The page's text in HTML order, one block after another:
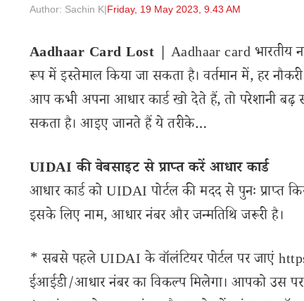
Author: Sachin K|Friday, 19 May 2023, 9.43 AM
Aadhaar Card Lost | Aadhaar card भारतीय
रूप में इस्तेमाल किया जा सकता है। वर्तमान में, हर
आप कभी अपना आधार कार्ड खो देते हैं, तो परेशानी बढ़
सकता है। आइए जानते हैं ये तरीके…
UIDAI की वेबसाइट से प्राप्त करें आधार कार्ड
आधार कार्ड को UIDAI पोर्टल की मदद से पुनः
इसके लिए नाम, आधार नंबर और जन्मतिथि जरूरी है।
* सबसे पहले UIDAI के वॉलंटियर पोर्टल पर जाएं
ईआईडी/आधार नंबर का विकल्प मिलेगा। आपको उस पर